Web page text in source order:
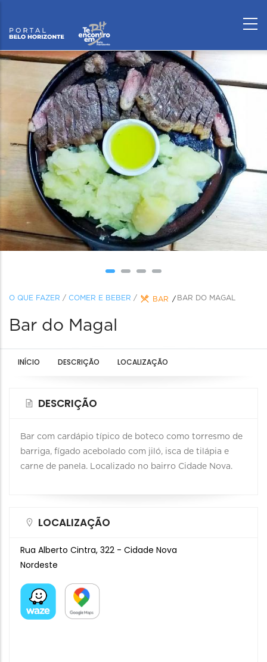
O QUE FAZER / COMER E BEBER / BAR BAR DO MAGAL
Bar do Magal
INÍCIO DESCRIÇÃO LOCALIZAÇÃO
DESCRIÇÃO
Bar com cardápio típico de boteco como torresmo de
barriga, fígado acebolado com jiló, isca de tilápia e
carne de panela. Localizado no bairro Cidade Nova.
LOCALIZAÇÃO
Rua Alberto Cintra, 322 - Cidade Nova
Nordeste